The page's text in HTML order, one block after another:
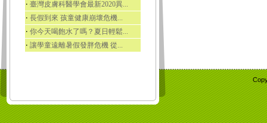
‧ 臺灣皮膚科醫學會最新2020異...
‧ 長假到來 孩童健康崩壞危機...
‧ 你今天喝飽水了嗎？夏日輕鬆...
‧ 讓學童遠離暑假發胖危機 從...